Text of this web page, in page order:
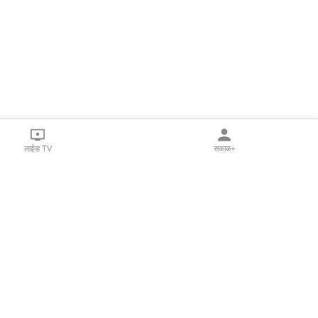
लाईव्ह TV सकाळ+